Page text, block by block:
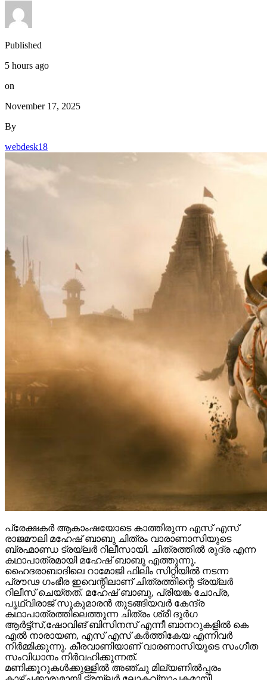
Published
5 hours ago
on
November 17, 2025
By
webdesk18
പ്രേക്ഷകർ ആകാംഷയോടെ കാത്തിരുന്ന എസ് എസ്
ബ്രഹ്മാണ്ഡ ട്രയ്ലർ റിലീസായി. ചിത്രത്തിൽ രുദ്ര എന്ന
കഥാപാത്രമായി മഹേഷ് ബാബു എത്തുന്നു.
ഹൈദരാബാദിലെ റാമോജി ഫിലിം സിറ്റിയിൽ നടന്ന
പ്രൗഢ ഗംഭീര ഇവെന്റിലാണ് ചിത്രത്തിന്റെ ട്രയ്ലർ
റിലീസ് ചെയ്തത്. മഹേഷ് ബാബു, പ്രിയങ്ക ചോപ്ര,
പൃഥ്വിരാജ് സുകുമാരൻ തുടങ്ങിയവർ കേന്ദ്ര
കഥാപാത്രത്തിലെത്തുന്ന ചിത്രം ശ്രീ ദുർഗ
ആർട്ട്സ്,ഷോവിങ് ബിസിനസ് എന്നീ ബാനറുകളിൽ കെ
എൽ നാരായണ, എസ് എസ് കർത്തികേയ എന്നിവർ
നിർമ്മിക്കുന്നു. കീരവാണിയാണ് വാരണാസിയുടെ സംഗീത
സംവിധാനം നിർവഹിക്കുന്നത്.
മണിക്കൂറുകൾക്കുള്ളിൽ അഞ്ചു മില്യണിൽപ്പരം
കാഴ്ചക്കാരുമായി ട്രയ്ലർ ലോകവ്യാപകമായി
ട്രെൻഡിങ്ങിൽ മുന്നിലാണ്.